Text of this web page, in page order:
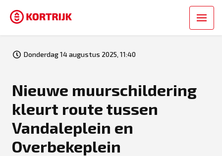
Donderdag 14 augustus 2025, 11:40
Nieuwe muurschildering
kleurt route tussen
Vandaleplein en
Overbekeplein